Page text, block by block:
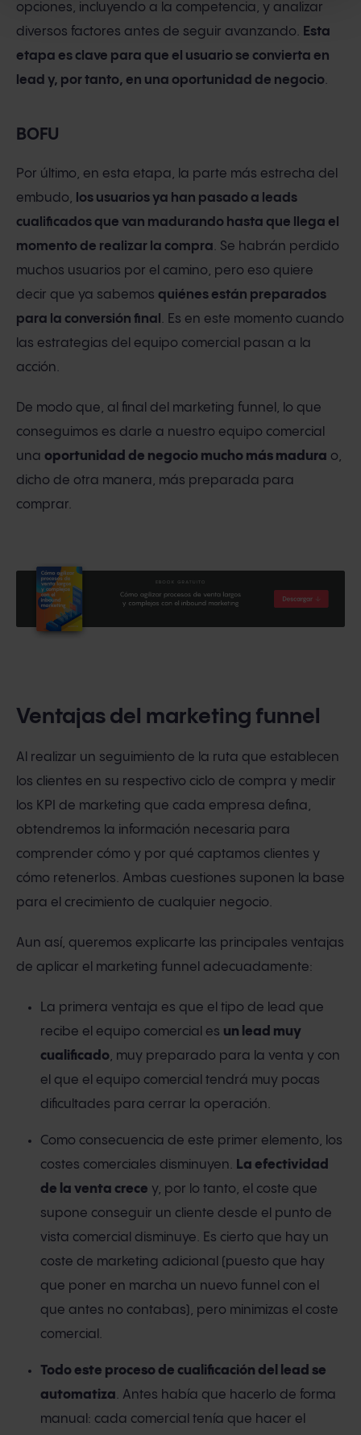
opciones, incluyendo a la competencia, y analizar
diversos factores antes de seguir avanzando. Esta
etapa es clave para que el usuario se convierta en
lead y, por tanto, en una oportunidad de negocio.
BOFU
Por último, en esta etapa, la parte más estrecha del
embudo, los usuarios ya han pasado a leads
cualificados que van madurando hasta que llega el
momento de realizar la compra. Se habrán perdido
muchos usuarios por el camino, pero eso quiere
decir que ya sabemos quiénes están preparados
para la conversión final . Es en este momento cuando
las estrategias del equipo comercial pasan a la
acción.
De modo que, al final del marketing funnel, lo que
conseguimos es darle a nuestro equipo comercial
una oportunidad de negocio mucho más madura o,
dicho de otra manera, más preparada para
comprar.
Ventajas del marketing funnel
Al realizar un seguimiento de la ruta que establecen
los clientes en su respectivo ciclo de compra y medir
los KPI de marketing que cada empresa defina,
obtendremos la información necesaria para
comprender cómo y por qué captamos clientes y
cómo retenerlos. Ambas cuestiones suponen la base
para el crecimiento de cualquier negocio.
Aun así, queremos explicarte las principales ventajas
de aplicar el marketing funnel adecuadamente:
La primera ventaja es que el tipo de lead que
recibe el equipo comercial es un lead muy
cualificado, muy preparado para la venta y con
el que el equipo comercial tendrá muy pocas
dificultades para cerrar la operación.
Como consecuencia de este primer elemento, los
costes comerciales disminuyen. La efectividad
de la venta crece y, por lo tanto, el coste que
supone conseguir un cliente desde el punto de
vista comercial disminuye. Es cierto que hay un
coste de marketing adicional (puesto que hay
que poner en marcha un nuevo funnel con el
que antes no contabas), pero minimizas el coste
comercial.
Todo este proceso de cualificación del lead se
automatiza. Antes había que hacerlo de forma
manual: cada comercial tenía que hacer el